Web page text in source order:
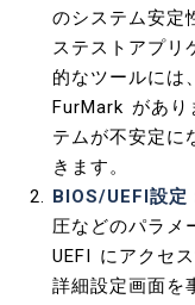
のシステム安定
ステストアプリ
的なツールには
FurMark があり
テムが不安定に
きます。
BIOS/UEFI設定
圧などのパラメ
UEFI にアクセ
詳細設定画面を